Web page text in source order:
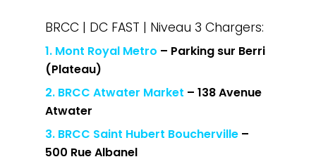
BRCC | DC FAST | Niveau 3 Chargers:
1. Mont Royal Metro – Parking sur Berri
(Plateau)
2. BRCC Atwater Market – 138 Avenue
Atwater
3. BRCC Saint Hubert Boucherville –
500 Rue Albanel